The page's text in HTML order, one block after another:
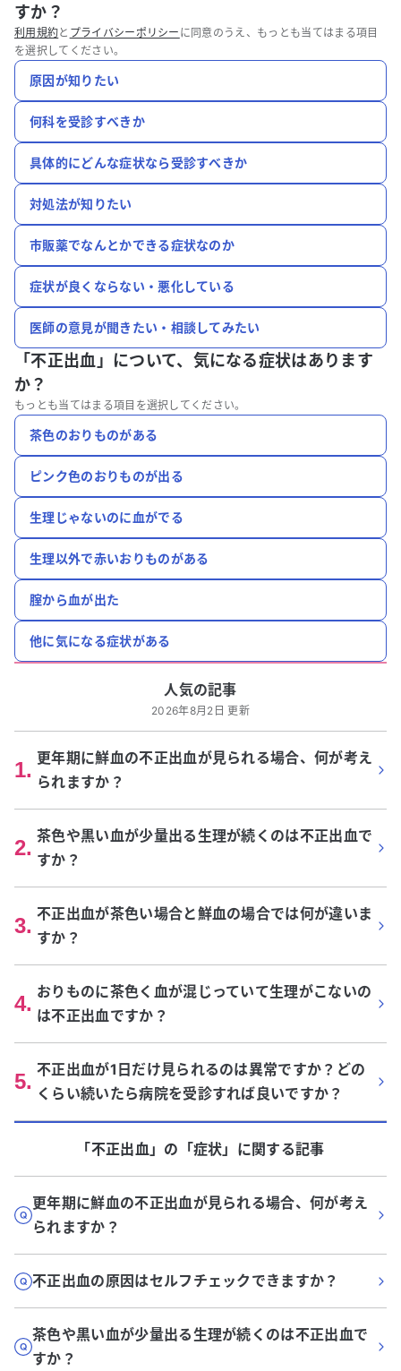
すか？
利用規約と プライバシーポリシー に同意のうえ、もっとも当てはまる項目
を選択してください。
原因が知りたい
何科を受診すべきか
具体的にどんな症状なら受診すべきか
対処法が知りたい
市販薬でなんとかできる症状なのか
症状が良くならない・悪化している
医師の意見が聞きたい・相談してみたい
「不正出血」について、 気になる症状はあります
か？
もっとも当てはまる項目を選択してください。
茶色のおりものがある
ピンク色のおりものが出る
生理じゃないのに血がでる
生理以外で赤いおりものがある
腟から血が出た
他に気になる症状がある
人気の記事
2026年8月2日 更新
1. 更年期に鮮血の不正出血が見られる場合、何が考え
られますか？
2. 茶色や黒い血が少量出る生理が続くのは不正出血で
すか？
3. 不正出血が茶色い場合と鮮血の場合では何が違いま
すか？
4. おりものに茶色く血が混じっていて生理がこないの
は不正出血ですか？
5. 不正出血が1日だけ見られるのは異常ですか？どの
くらい続いたら病院を受診すれば良いですか？
「不正出血」 の「症状」に関する記事
更年期に鮮血の不正出血が見られる場合、何が考え
られますか？
不正出血の原因はセルフチェックできますか？
茶色や黒い血が少量出る生理が続くのは不正出血で
すか？